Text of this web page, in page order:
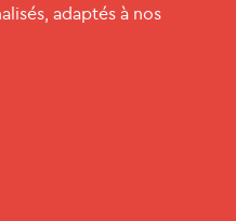
adaptés à nos